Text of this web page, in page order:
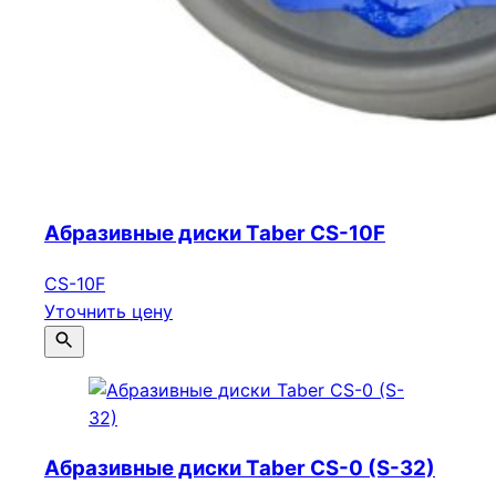
Абразивные диски Taber CS-10F
CS-10F
Уточнить цену
Абразивные диски Taber CS-0 (S-32)